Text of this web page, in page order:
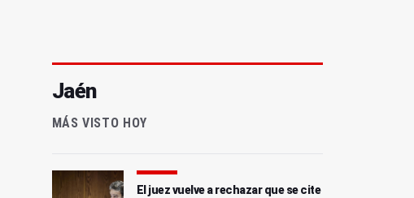
Jaén
MÁS VISTO HOY
El juez vuelve a rechazar que se cite